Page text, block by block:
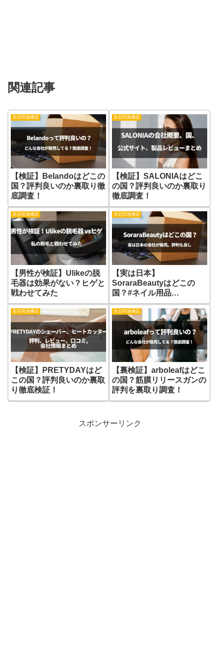
関連記事
美容関連機器
【検証】Belandoはどこの
国？評判良いのか裏取り徹
底調査！
美容関連機器
【検証】SALONIAはどこ
の国？評判良いのか裏取り
徹底調査！
美容関連機器
【男性が検証】Ulikeの脱
毛器は効果がない？ヒゲと
戦わせてみた
美容関連機器
【実は日本】
SoraraBeautyはどこの
国？#ネイル用品
SoraraBeautyの評判
美容関連機器
【検証】PRETYDAYはど
この国？評判良いのか裏取
り徹底検証！
美容関連機器
【裏検証】arboleafはどこ
の国？筋膜リリースガンの
評判を裏取り調査！
スポンサーリンク